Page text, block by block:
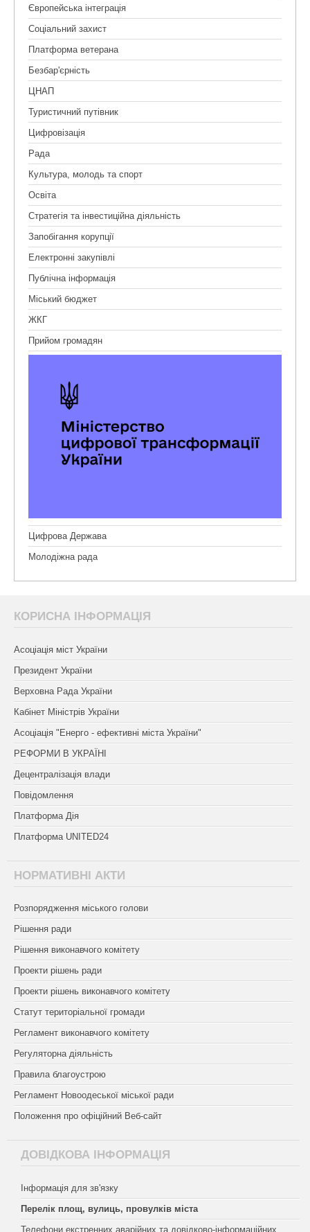
Європейська інтеграція
Соціальний захист
Платформа ветерана
Безбар'єрність
ЦНАП
Туристичний путівник
Цифровізація
Рада
Культура, молодь та спорт
Освіта
Стратегія та інвестиційна діяльність
Запобігання корупції
Електронні закупівлі
Публічна інформація
Міський бюджет
ЖКГ
Прийом громадян
Цифрова Держава
Молодіжна рада
КОРИСНА ІНФОРМАЦІЯ
Асоціація міст України
Президент України
Верховна Рада України
Кабінет Міністрів України
Асоціація "Енерго - ефективні міста України"
РЕФОРМИ В УКРАЇНІ
Децентралізація влади
Повідомлення
Платформа Дія
Платформа UNITED24
НОРМАТИВНІ АКТИ
Розпорядження міського голови
Рішення ради
Рішення виконавчого комітету
Проекти рішень ради
Проекти рішень виконавчого комітету
Статут територіальної громади
Регламент виконавчого комітету
Регуляторна діяльність
Правила благоустрою
Регламент Новоодеської міської ради
Положення про офіційний Веб-сайт
ДОВІДКОВА ІНФОРМАЦІЯ
Інформація для зв'язку
Перелік площ, вулиць, провулків міста
Телефони екстренних аварійних та довідково-інформаційних